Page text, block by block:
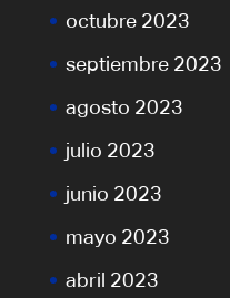
octubre 2023
septiembre 2023
agosto 2023
julio 2023
junio 2023
mayo 2023
abril 2023